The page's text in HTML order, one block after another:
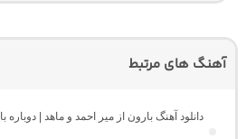
آهنگ های مرتبط
دانلود آهنگ بارون از میر احمد و ماهد | دوباره